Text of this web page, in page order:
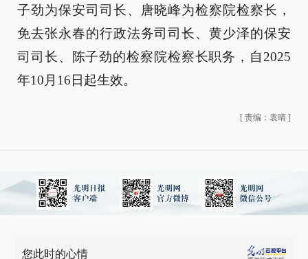
子劲为保安司司长、唐晓峰为检察院检察长，
免去张永春的行政法务司司长、黄少泽的保安
司司长、陈子劲的检察院检察长职务，自2025
年10月16日起生效。
[ 责编：袁晴 ]
您此时的心情